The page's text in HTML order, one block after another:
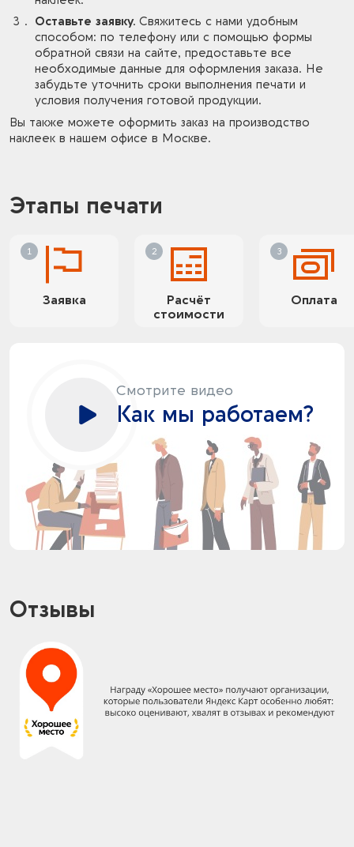
Оставьте заявку. Свяжитесь с нами удобным
способом: по телефону или с помощью формы
обратной связи на сайте, предоставьте все
необходимые данные для оформления заказа. Не
забудьте уточнить сроки выполнения печати и
условия получения готовой продукции.
Вы также можете оформить заказ на производство
наклеек в нашем офисе в Москве.
Этапы печати
Заявка
Расчёт
стоимости
Оплата
Смотрите видео
Как мы работаем?
Отзывы